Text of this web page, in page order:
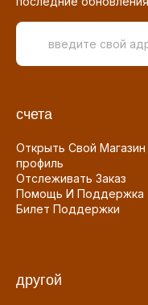
счета
Открыть Свой Магазин
профиль
Отслеживать Заказ
Помощь И Поддержка
Билет Поддержки
другой